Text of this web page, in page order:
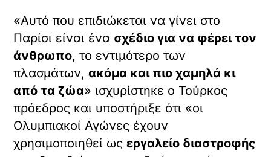
«Αυτό που επιδιώκεται να γίνει στο
Παρίσι είναι ένα σχέδιο για να φέρει τον
άνθρωπο, το εντιμότερο των
πλασμάτων,ακόμα και πιο χαμηλά κι
από τα ζώα» ισχυρίστηκε ο Τούρκος
πρόεδρος και υποστήριξε ότι «οι
Ολυμπιακοί Αγώνες έχουν
χρησιμοποιηθεί ωςεργαλείο διαστροφής